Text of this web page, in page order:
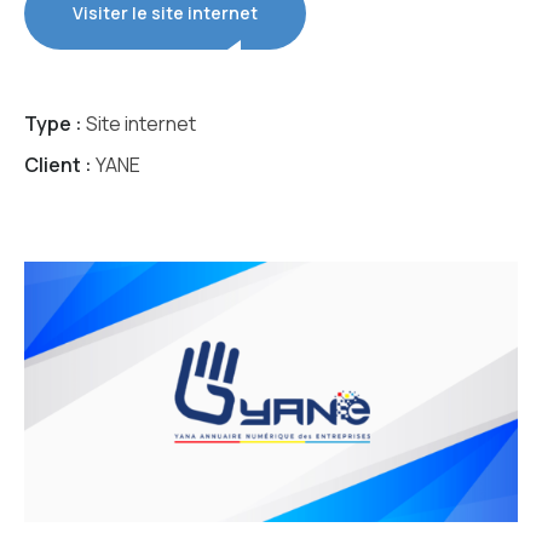
Visiter le site internet
Type : Site internet
Client : YANE